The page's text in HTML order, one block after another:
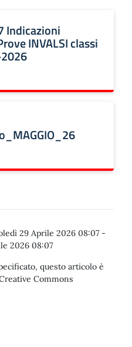
organizzative Prove
Indicazioni
INVALSI classi
29 Aprile 2026 08:07 -
2026 08:07
questo articolo è
Commons